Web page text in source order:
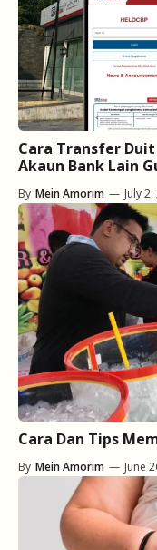
Cara Transfer
Akaun Bank Lain
By Mein Amorim — July
Cara Dan Tips
By Mein Amorim — June